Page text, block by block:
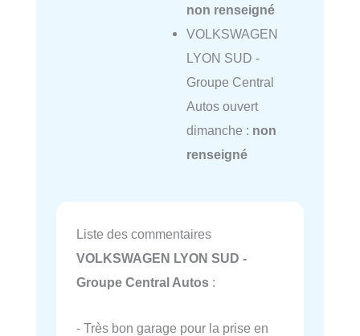
non renseigné
VOLKSWAGEN
LYON SUD -
Groupe Central
Autos ouvert
dimanche : non
renseigné
Liste des commentaires
VOLKSWAGEN LYON SUD -
Groupe Central Autos :
- Très bon garage pour la prise en